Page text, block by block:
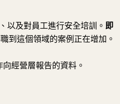
及對員工進行安全培訓。 即
到這個領域的案例正在增加。
經營層報告的資料。